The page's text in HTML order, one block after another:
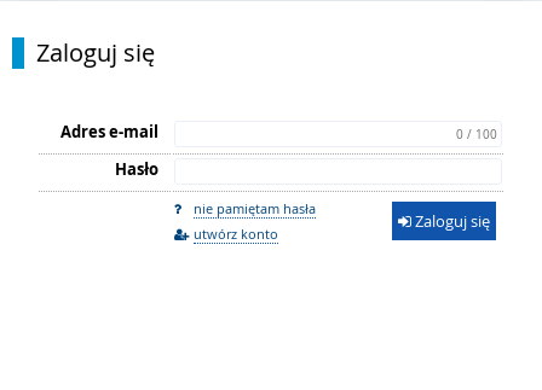
Zaloguj się
Adres e-mail 0 / 100
Hasło
nie pamiętam hasła
utwórz konto
Zaloguj się